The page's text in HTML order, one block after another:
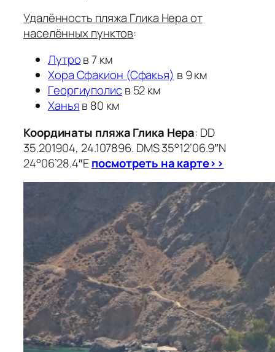
Удалённость пляжа Глика Нера от
населённых пунктов:
Лутров 7 км
Хора Сфакион (Сфакья) в 9 км
Георгиуполисв 52 км
Ханьяв 80 км
Координаты пляжа Глика Нера: DD
35.201904, 24.107896. DMS 35°12’06.9″N
24°06’28.4″Eпосмотреть на карте>>